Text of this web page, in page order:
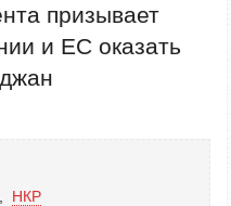
призывает
и ЕС оказать
НКР